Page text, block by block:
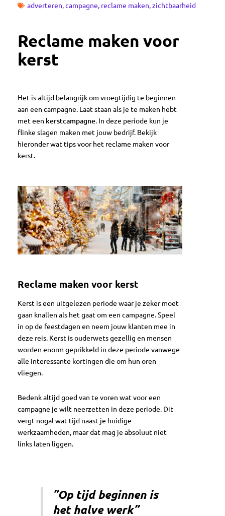
adverteren,campagne, reclame maken,zichtbaarheid
Reclame maken voor
kerst
Het is altijd belangrijk om vroegtijdig te beginnen
aan een campagne. Laat staan als je te maken hebt
met een kerstcampagne. In deze periode kun je
flinke slagen maken met jouw bedrijf. Bekijk
hieronder wat tips voor het reclame maken voor
kerst.
Reclame maken voor kerst
Kerst is een uitgelezen periode waar je zeker moet
gaan knallen als het gaat om een campagne. Speel
in op de feestdagen en neem jouw klanten mee in
deze reis. Kerst is ouderwets gezellig en mensen
worden enorm geprikkeld in deze periode vanwege
alle interessante kortingen die om hun oren
vliegen.
Bedenk altijd goed van te voren wat voor een
campagne je wilt neerzetten in deze periode. Dit
vergt nogal wat tijd naast je huidige
werkzaamheden, maar dat mag je absoluut niet
links laten liggen.
”Op tijd beginnen is
het halve werk”